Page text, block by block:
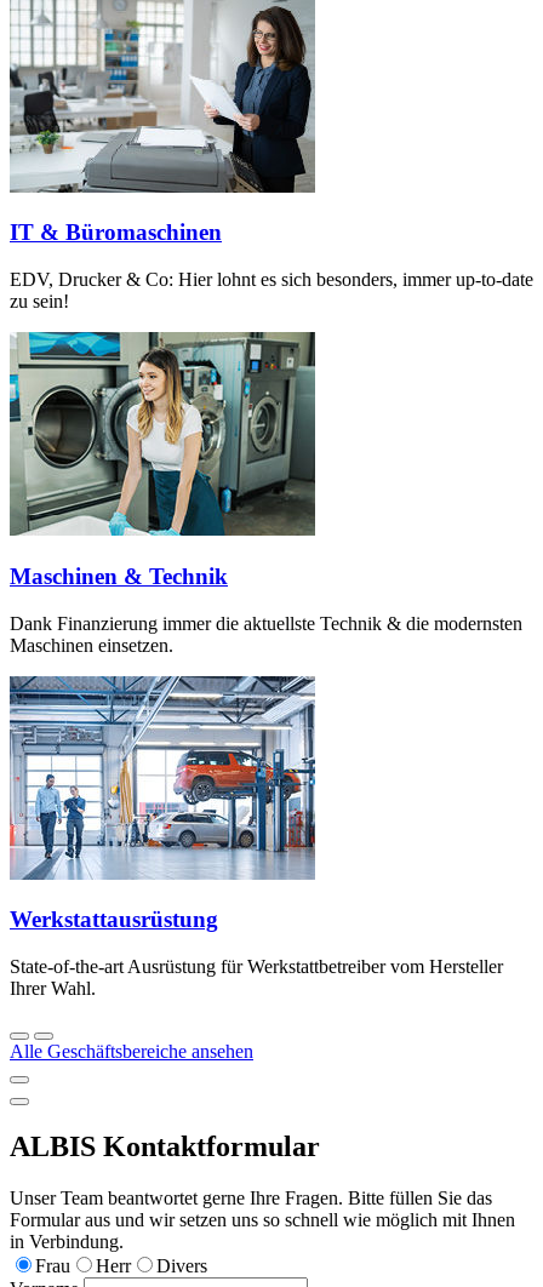
IT & Büromaschinen
EDV, Drucker & Co: Hier lohnt es sich besonders, immer up-to-date
zu sein!
Maschinen & Technik
Dank Finanzierung immer die aktuellste Technik & die modernsten
Maschinen einsetzen.
Werkstattausrüstung
State-of-the-art Ausrüstung für Werkstattbetreiber vom Hersteller
Ihrer Wahl.
Alle Geschäftsbereiche ansehen
ALBIS Kontaktformular
Unser Team beantwortet gerne Ihre Fragen. Bitte füllen Sie das
Formular aus und wir setzen uns so schnell wie möglich mit Ihnen
in Verbindung.
Frau
Herr
Divers